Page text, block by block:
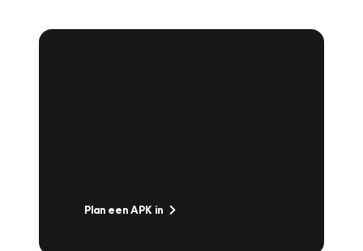
Plan een APK in